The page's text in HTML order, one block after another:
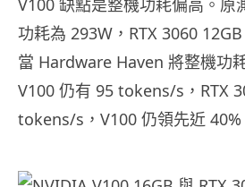
V100 缺點是整機功耗偏高。原
功耗為 293W，RTX 3060
當 Hardware Haven 將整機功
V100 仍有 95 tokens/s，RTX
tokens/s，V100 仍領先近 40%